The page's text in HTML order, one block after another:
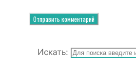
Искать: